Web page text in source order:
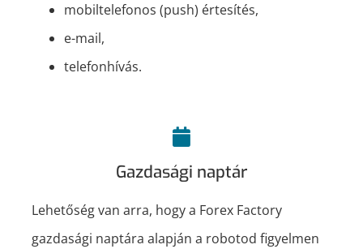
mobiltelefonos (push) értesítés,
e-mail,
telefonhívás.
Gazdasági naptár
Lehetőség van arra, hogy a Forex Factory
gazdasági naptára alapján a robotod figyelmen